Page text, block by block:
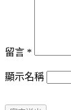
留言 *
顯示名稱